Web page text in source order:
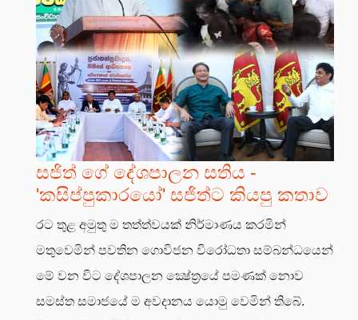
සජිත් ගේ දේශපාලන සතිය -
'කසිප්පුකාරයෝ' සජිත්ට කියපු කතාව
රට තුළ අමුතු ම තත්ත්වයක් නිර්මාණය කරමින්
මතුවෙමින් පවතින ගොවිජන විරෝධතා සම්බන්ධයෙන්
මේ වන විට දේශපාලන ක්‍ෂේත්‍රයේ පමණක් නොව
සමස්ත සමාජයේ ම අවදානය යොමු වෙමින් තිබේ.